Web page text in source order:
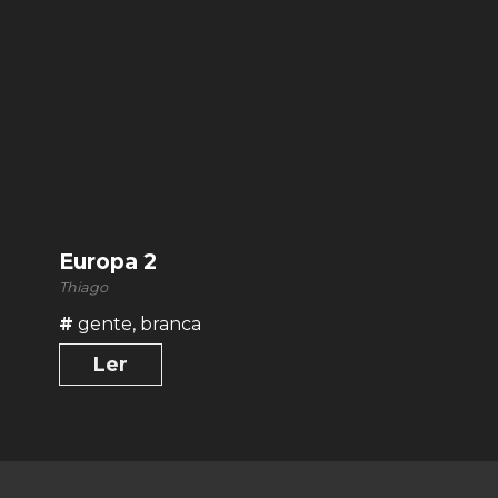
Europa 2
Thiago
# gente, branca
Ler